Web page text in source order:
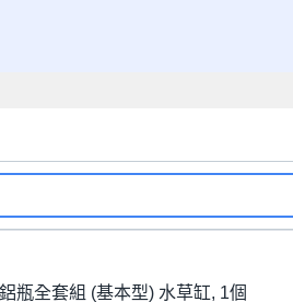
瓶全套組 (基本型) 水草缸, 1個